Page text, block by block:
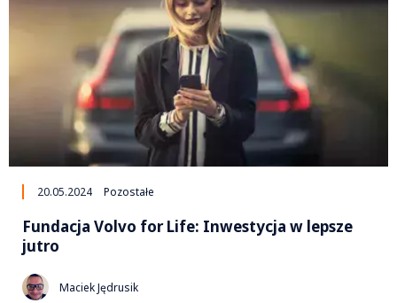
20.05.2024 Pozostałe
Fundacja Volvo for Life: Inwestycja w lepsze
jutro
Maciek Jędrusik